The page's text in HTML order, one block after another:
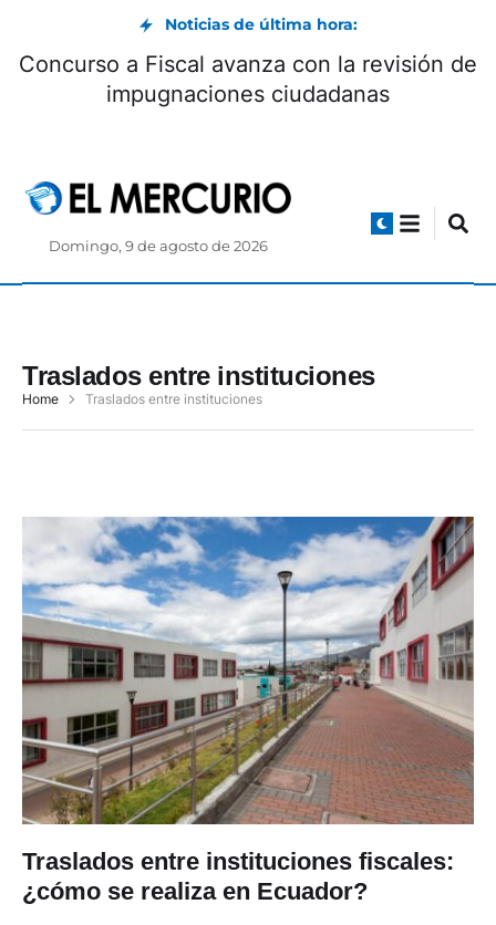
Noticias de última hora:
Concurso a Fiscal avanza con la revisión de
impugnaciones ciudadanas
Domingo, 9 de agosto de 2026
Traslados entre instituciones
Home Traslados entre instituciones
Traslados entre instituciones fiscales:
¿cómo se realiza en Ecuador?